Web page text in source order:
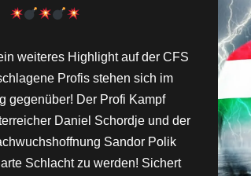
weiteres Highlight auf der CFS
Profis stehen sich im
gegenüber! Der Profi Kampf
Daniel Schordje und der
Sandor Polik
Schlacht zu werden! Sichert